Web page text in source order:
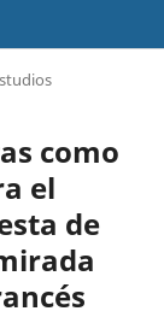
como
el
de